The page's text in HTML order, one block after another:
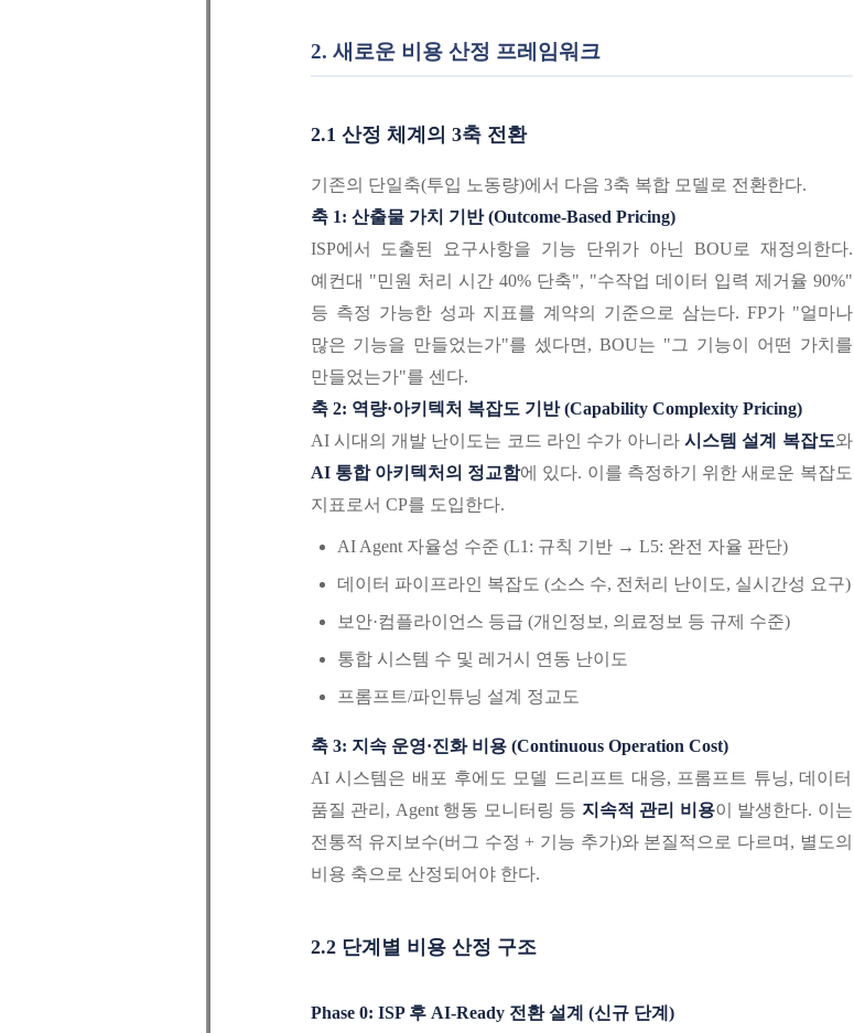
2. 새로운 비용 산정 프레임워크
2.1 산정 체계의 3축 전환
기존의 단일축(투입 노동량)에서 다음 3축 복합 모델로 전환한다.
축 1: 산출물 가치 기반 (Outcome-Based Pricing)
ISP에서 도출된 요구사항을 기능 단위가 아닌 BOU로 재정의한다.
예컨대 "민원 처리 시간 40% 단축", "수작업 데이터 입력 제거율 90%"
등 측정 가능한 성과 지표를 계약의 기준으로 삼는다. FP가 "얼마나
많은 기능을 만들었는가"를 셌다면, BOU는 "그 기능이 어떤 가치를
만들었는가"를 센다.
축 2: 역량·아키텍처 복잡도 기반 (Capability Complexity Pricing)
AI 시대의 개발 난이도는 코드 라인 수가 아니라 시스템 설계 복잡도와
AI 통합 아키텍처의 정교함에 있다. 이를 측정하기 위한 새로운 복잡도
지표로서 CP를 도입한다.
AI Agent 자율성 수준 (L1: 규칙 기반 → L5: 완전 자율 판단)
데이터 파이프라인 복잡도 (소스 수, 전처리 난이도, 실시간성 요구)
보안·컴플라이언스 등급 (개인정보, 의료정보 등 규제 수준)
통합 시스템 수 및 레거시 연동 난이도
프롬프트/파인튜닝 설계 정교도
축 3: 지속 운영·진화 비용 (Continuous Operation Cost)
AI 시스템은 배포 후에도 모델 드리프트 대응, 프롬프트 튜닝, 데이터
품질 관리, Agent 행동 모니터링 등 지속적 관리 비용이 발생한다. 이는
전통적 유지보수(버그 수정 + 기능 추가)와 본질적으로 다르며, 별도의
비용 축으로 산정되어야 한다.
2.2 단계별 비용 산정 구조
Phase 0: ISP 후 AI-Ready 전환 설계 (신규 단계)